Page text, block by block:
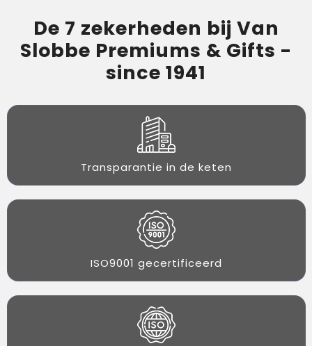
De 7 zekerheden bij Van
Slobbe Premiums & Gifts -
since 1941
Transparantie in de keten
ISO9001 gecertificeerd